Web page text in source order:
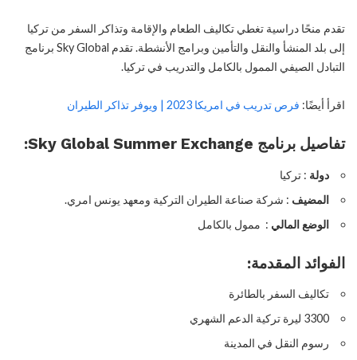
تقدم منحًا دراسية تغطي تكاليف الطعام والإقامة وتذاكر السفر من تركيا
إلى بلد المنشأ والنقل والتأمين وبرامج الأنشطة. تقدم Sky Global برنامج
التبادل الصيفي الممول بالكامل والتدريب في تركيا.
اقرأ أيضًا: فرص تدريب في امريكا 2023 | ويوفر تذاكر الطيران
تفاصيل برنامج Sky Global Summer Exchange:
دولة : تركيا
المضيف : شركة صناعة الطيران التركية ومعهد يونس امري.
الوضع المالي : ممول بالكامل
الفوائد المقدمة:
تكاليف السفر بالطائرة
3300 ليرة تركية الدعم الشهري
رسوم النقل في المدينة